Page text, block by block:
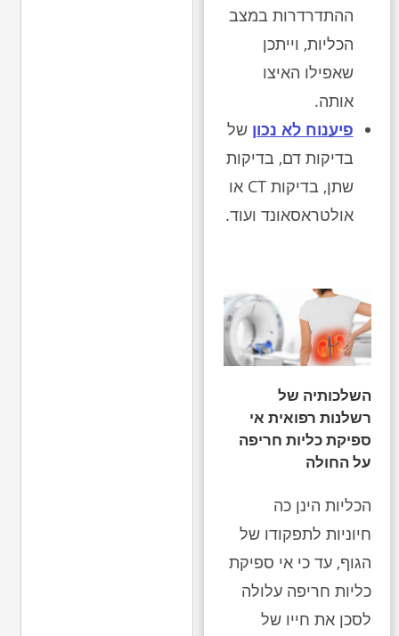
ההתדרדרות במצב
הכליות, וייתכן
שאפילו האיצו
אותה.
פיענוח לא נכון של
בדיקות דם, בדיקות
שתן, בדיקות CT או
אולטראסאונד ועוד.
השלכותיה של
רשלנות רפואית אי
ספיקת כליות חריפה
על החולה
הכליות הינן כה
חיוניות לתפקודו של
הגוף, עד כי אי ספיקת
כליות חריפה עלולה
לסכן את חייו של